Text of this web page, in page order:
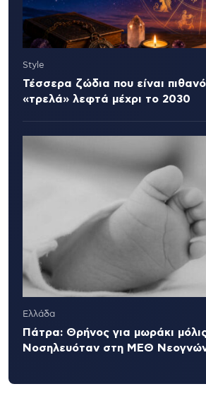
Style
Τέσσερα ζώδια που είναι
«τρελά» λεφτά μέχρι το 2030
Ελλάδα
Πάτρα: Θρήνος για μωράκι
Νοσηλευόταν στη ΜΕΘ